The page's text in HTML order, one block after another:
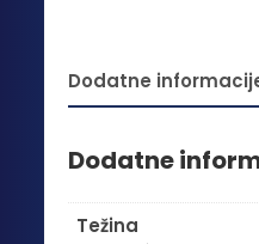
Dodatne
Dodatne
Težina